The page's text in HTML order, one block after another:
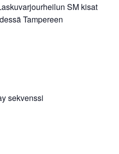
SM kisat
Tampereen
sekvenssi